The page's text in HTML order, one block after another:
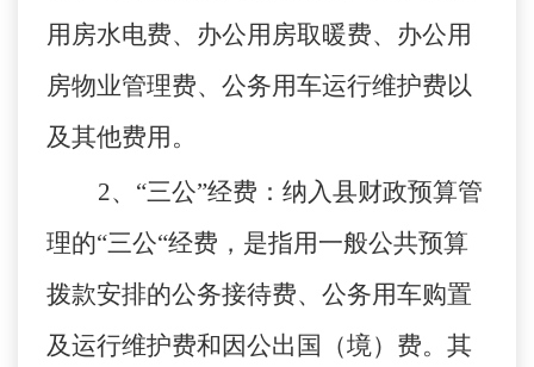
用房水电费、办公用房取暖费、办公用
房物业管理费、公务用车运行维护费以
及其他费用。
2、 “三公”经费：纳入县财政预算管
理的“三公“经费，是指用一般公共预算
拨款安排的公务接待费、公务用车购置
及运行维护费和因公出国（境）费。其